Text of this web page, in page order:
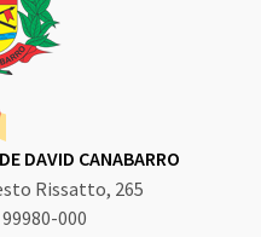
DAVID CANABARRO
Rissatto, 265
000